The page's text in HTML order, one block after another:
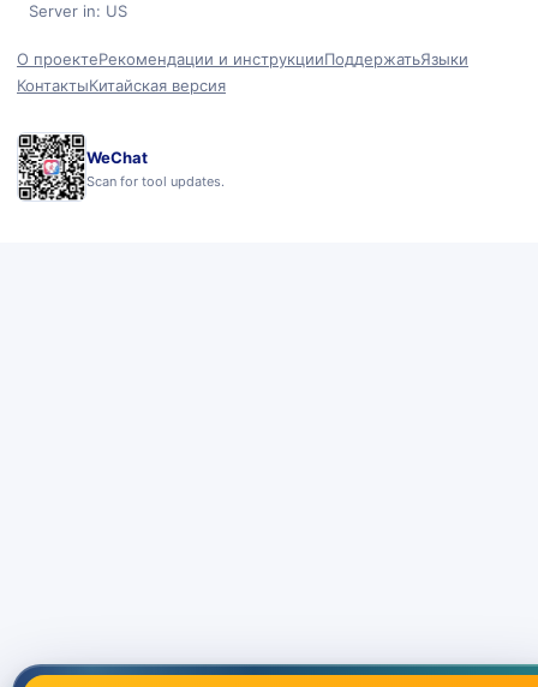
Server in: US
О проектеРекомендации и инструкцииПоддержатьЯзыки
КонтактыКитайская версия
WeChat
Scan for tool updates.